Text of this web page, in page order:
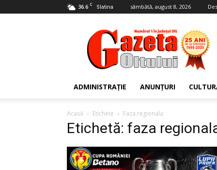
36.6 C Slatina sâmbătă, august 8, 2026
Gazeta
Oltului
ADMINISTRAȚIE ANUNȚURI
Acasă Etichete Faza regionala
Etichetă: faza